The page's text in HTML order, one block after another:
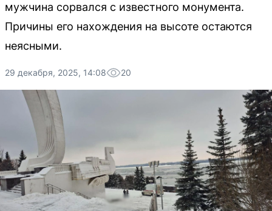
мужчина сорвался с известного монумента.
Причины его нахождения на высоте остаются
неясными.
29 декабря, 2025, 14:08 20